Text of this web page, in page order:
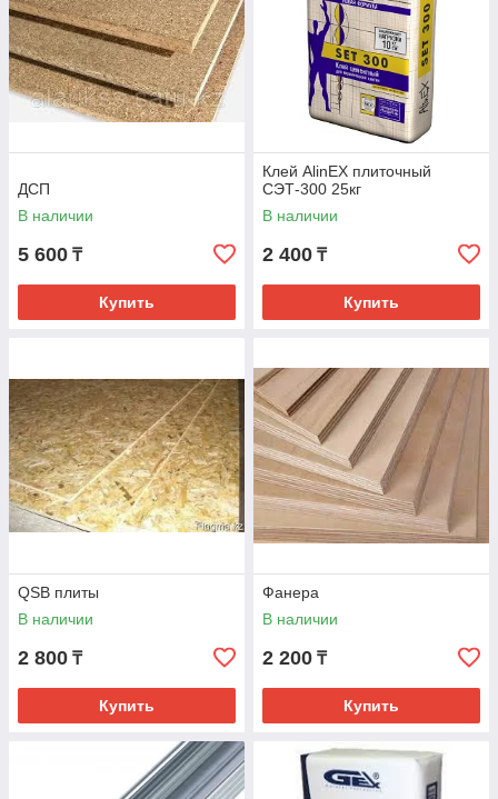
ДСП
В наличии
5 600 ₸
Купить
Клей AlinEX плиточный
СЭТ-300 25кг
В наличии
2 400 ₸
Купить
QSB плиты
В наличии
2 800 ₸
Купить
Фанера
В наличии
2 200 ₸
Купить